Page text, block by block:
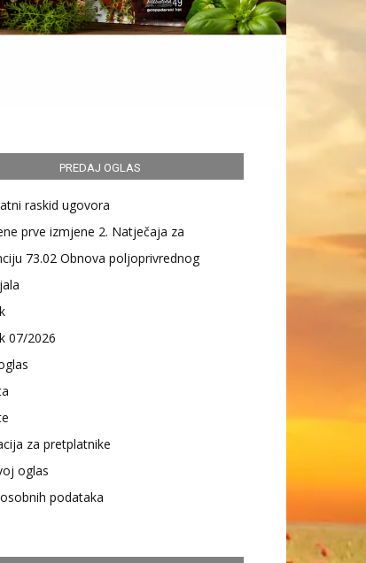
PREDAJ OGLAS
raskid ugovora
prve izmjene 2. Natječaja za
73.02 Obnova poljoprivrednog
07/2026
za pretplatnike
oglas
podataka